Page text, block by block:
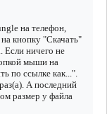
на телефон,
кнопку "Скачать"
Если ничего не
мыши на
по ссылке как...".
А последний
размер у файла